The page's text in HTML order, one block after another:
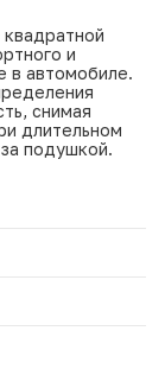
и
в автомобиле.
снимая
длительном
подушкой.
улучшая
мышечный